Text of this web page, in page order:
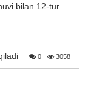
bilan 12-tur
0 3058